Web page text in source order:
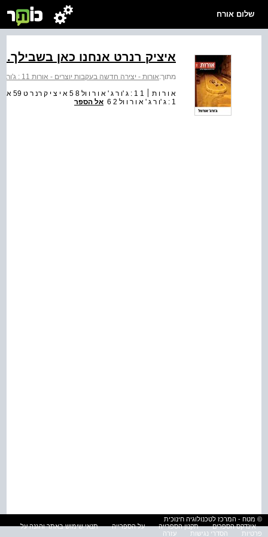
שלום אורח
איציק רנרט אנחנו כאן בשבילך.
מתוך:אורות - יצירה חדשה בעקבות יוצרים - אורות 11 : ג'ורג' אורוול
1 : ג 'ו ר ג ' א ו ר ו ול 2 6 אל הספר
© מטח - המרכז לטכנולוגיה חינוכית
אינדקס הספרים
תקנון הספרייה על הספרייה
תנאי שימוש באתר והגנה על
פרטיות
הסדרי נגישות עזרה